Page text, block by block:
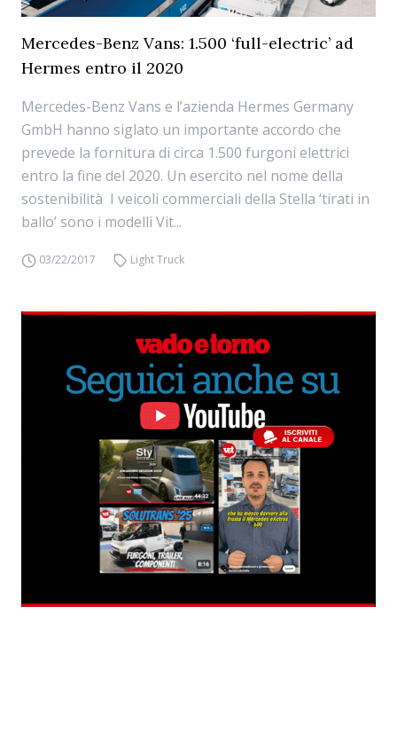
Mercedes-Benz Vans: 1.500 ‘full-electric’ ad
Hermes entro il 2020
Mercedes-Benz Vans e l’azienda Hermes Germany
GmbH hanno siglato un importante accordo che
prevede la fornitura di circa 1.500 furgoni elettrici
entro la fine del 2020. Un esercito nel nome della
sostenibilità I veicoli commerciali della Stella ‘tirati in
ballo’ sono i modelli Vit...
03/22/2017 Light Truck